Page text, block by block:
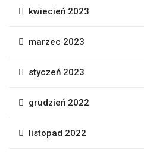
kwiecień 2023
marzec 2023
styczeń 2023
grudzień 2022
listopad 2022